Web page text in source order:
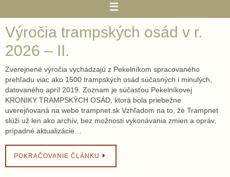
Výročia trampských osád v r.
2026 – II.
Zverejnené výročia vychádzajú z Pekelníkom spracovaného
prehľadu viac ako 1500 trampských osád súčasných i minulých,
datovaného apríl 2019. Zoznam je súčasťou Pekelníkovej
KRONIKY TRAMPSKÝCH OSÁD, ktorá bola priebežne
uverejňovaná na webe trampnet.sk Vzhľadom na to, že Trampnet
slúži už len ako archív, bez možnosti vykonávania zmien a opráv,
prípadné aktualizácie…
POKRAČOVANIE ČLÁNKU